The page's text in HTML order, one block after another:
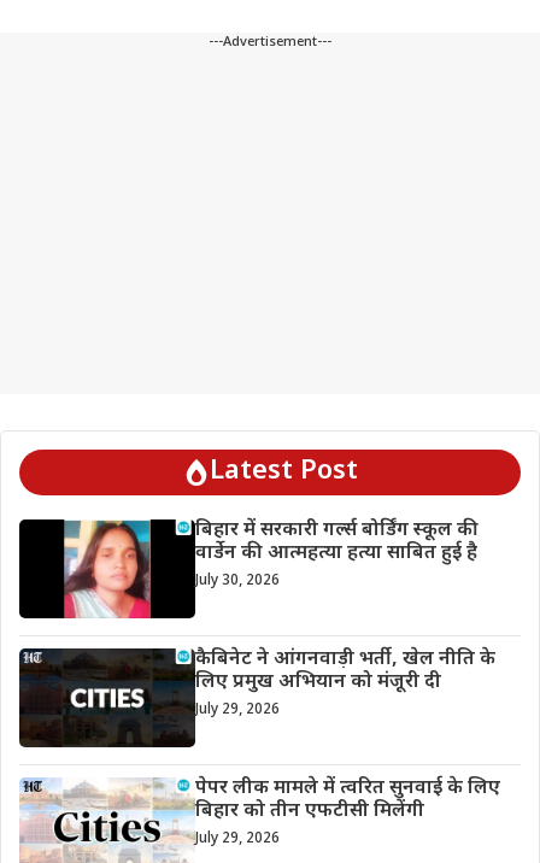
---Advertisement---
Latest Post
बिहार में सरकारी गर्ल्स बोर्डिंग स्कूल की
वार्डेन की आत्महत्या हत्या साबित हुई है
July 30, 2026
कैबिनेट ने आंगनवाड़ी भर्ती, खेल नीति के
लिए प्रमुख अभियान को मंजूरी दी
July 29, 2026
पेपर लीक मामले में त्वरित सुनवाई के लिए
बिहार को तीन एफटीसी मिलेंगी
July 29, 2026